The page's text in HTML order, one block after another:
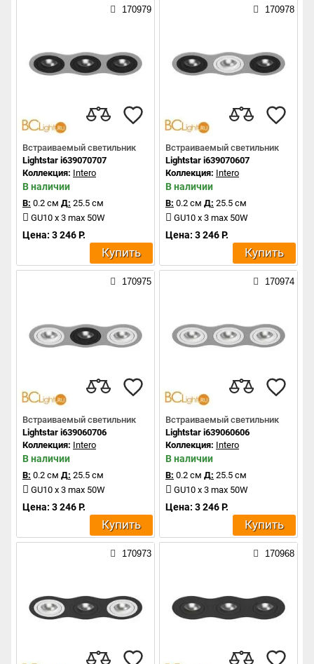
170979
Встраиваемый светильник
Lightstar i639070707
Коллекция: Intero
В наличии
В: 0.2 см Д: 25.5 см
GU10 x 3 max 50W
Цена: 3 246 Р.
Купить
170978
Встраиваемый светильник
Lightstar i639070607
Коллекция: Intero
В наличии
В: 0.2 см Д: 25.5 см
GU10 x 3 max 50W
Цена: 3 246 Р.
Купить
170975
Встраиваемый светильник
Lightstar i639060706
Коллекция: Intero
В наличии
В: 0.2 см Д: 25.5 см
GU10 x 3 max 50W
Цена: 3 246 Р.
Купить
170974
Встраиваемый светильник
Lightstar i639060606
Коллекция: Intero
В наличии
В: 0.2 см Д: 25.5 см
GU10 x 3 max 50W
Цена: 3 246 Р.
Купить
170973 170968